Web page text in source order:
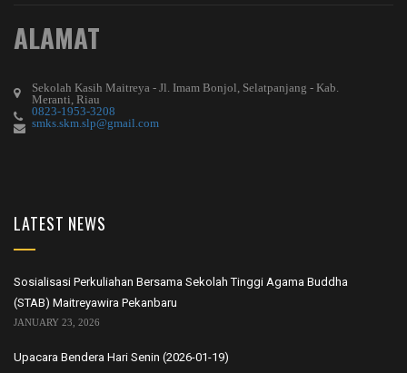
ALAMAT
Sekolah Kasih Maitreya - Jl. Imam Bonjol, Selatpanjang - Kab.
Meranti, Riau
0823-1953-3208
smks.skm.slp@gmail.com
LATEST NEWS
Sosialisasi Perkuliahan Bersama Sekolah Tinggi Agama Buddha
(STAB) Maitreyawira Pekanbaru
JANUARY 23, 2026
Upacara Bendera Hari Senin (2026-01-19)